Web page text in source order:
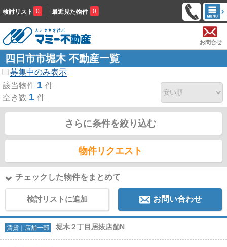
検討リスト 0 最近見た物件 0
お問合せ
四日市市堀木 不動産一覧
募集中のみ表示
該当物件 1 件
空き数 1 件
さらに条件を絞り込む
物件リクエスト
チェックした物件をまとめて
検討リストに追加 お問い合わせ
賃貸｜店舗一部 堀木２丁目居抜店舗N